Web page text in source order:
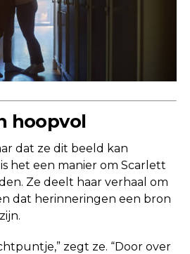
hoopvol
dat ze dit beeld kan
het een manier om Scarlett
Ze deelt haar verhaal om
dat herinneringen een bron
zegt ze. “Door over